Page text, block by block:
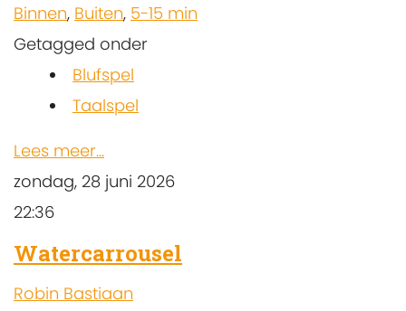
Binnen, Buiten, 5-15 min
Getagged onder
Blufspel
Taalspel
Lees meer...
zondag, 28 juni 2026
22:36
Watercarrousel
Robin Bastiaan